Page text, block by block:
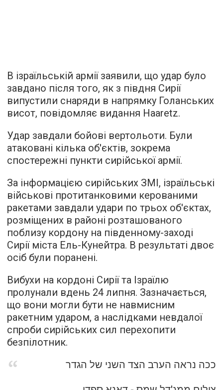
В ізраїльській армії заявили, що удар було
завдано після того, як з півдня Сирії
випустили снаряди в напрямку Голанських
висот, повідомляє видання Haaretz.
Удар завдали бойові вертольоти. Були
атаковані кілька об'єктів, зокрема
спостережні пункти сирійської армії.
За інформацією сирійських ЗМІ, ізраїльські
військові протитанковими керованими
ракетами завдали удари по трьох об'єктах,
розміщених в районі розташованого
поблизу кордону на південному-заході
Сирії міста Ель-Кунейтра. В результаті двоє
осіб були поранені.
Вибухи на кордоні Сирії та Ізраїлю
пролунали вдень 24 липня. Зазначається,
що вони могли бути не навмисним
ракетним ударом, а наслідками невдалої
спроби сирійських сил перехопити
безпілотник.
ככה נראה הערב הצד השני של הגדר